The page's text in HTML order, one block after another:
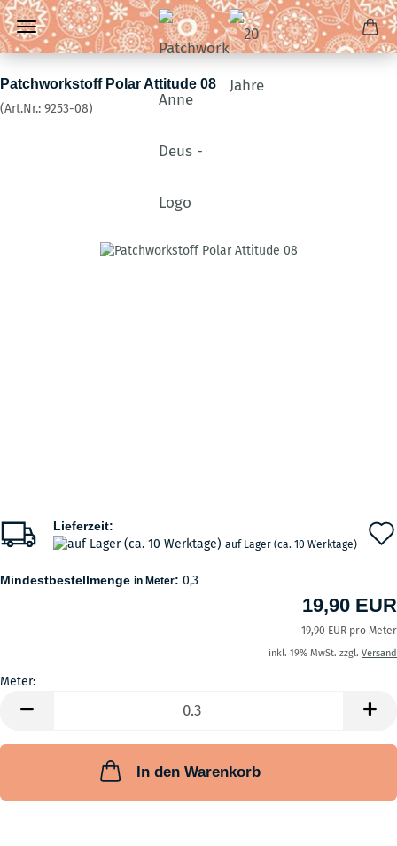
Patchworkstoff Polar Attitude 08
(Art.Nr.: 9253-08)
Lieferzeit:
auf Lager (ca. 10 Werktage)
Mindestbestellmenge in Meter: 0,3
19,90 EUR
19,90 EUR pro Meter
inkl. 19% MwSt. zzgl. Versand
Meter:
In den Warenkorb